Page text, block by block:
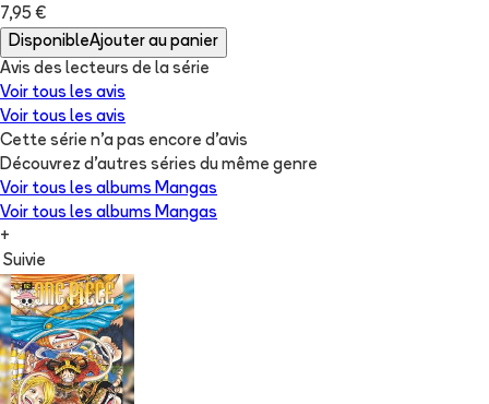
7,95 €
DisponibleAjouter au panier
Avis des lecteurs de la série
Voir tous les avis
Voir tous les avis
Cette série n'a pas encore d'avis
Découvrez d'autres séries du même genre
Voir tous les albums Mangas
Voir tous les albums Mangas
+
Suivie